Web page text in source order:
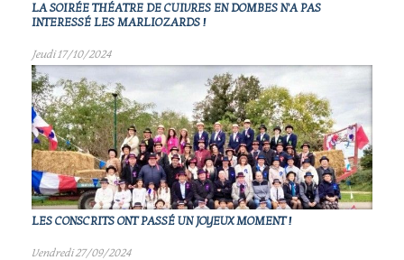
LA SOIRÉE THÉATRE DE CUIVRES EN DOMBES N'A PAS
INTERESSÉ LES MARLIOZARDS !
Jeudi 17/10/2024
LES CONSCRITS ONT PASSÉ UN JOYEUX MOMENT !
Vendredi 27/09/2024